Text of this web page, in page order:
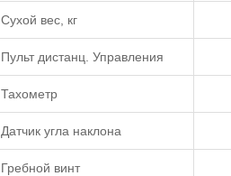
Сухой вес, кг
Пульт дистанц. Управления
Тахометр
Датчик угла наклона
Гребной винт